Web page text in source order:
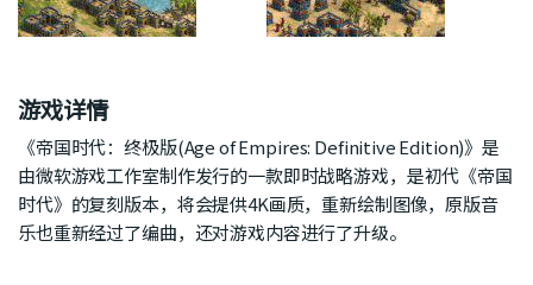
游戏详情
《帝国时代：终极版(Age of Empires: Definitive Edition)》是
由微软游戏工作室制作发行的一款即时战略游戏，是初代《帝国
时代》的复刻版本，将会提供4K画质，重新绘制图像，原版音
乐也重新经过了编曲，还对游戏内容进行了升级。